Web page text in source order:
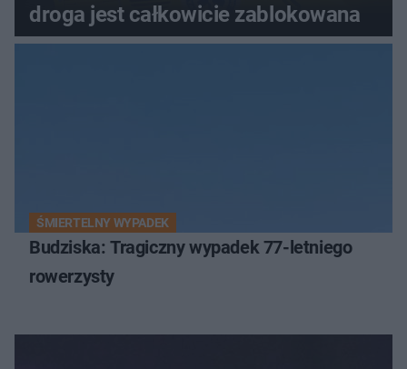
droga jest całkowicie zablokowana
ŚMIERTELNY WYPADEK
Budziska: Tragiczny wypadek 77-letniego
rowerzysty